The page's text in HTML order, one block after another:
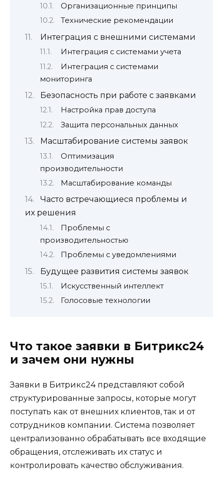
Организационные принципы
Технические рекомендации
Интеграция с внешними системами
Интеграция с системами учета
Интеграция с системами
мониторинга
Безопасность при работе с заявками
Настройка прав доступа
Защита персональных данных
Масштабирование системы заявок
Оптимизация
производительности
Масштабирование команды
Часто встречающиеся проблемы и
их решения
Проблемы с
производительностью
Проблемы с уведомлениями
Будущее развития системы заявок
Искусственный интеллект
Голосовые технологии
Что такое заявки в Битрикс24
и зачем они нужны
Заявки в Битрикс24 представляют собой
структурированные запросы, которые могут
поступать как от внешних клиентов, так и от
сотрудников компании. Система позволяет
централизованно обрабатывать все входящие
обращения, отслеживать их статус и
контролировать качество обслуживания.